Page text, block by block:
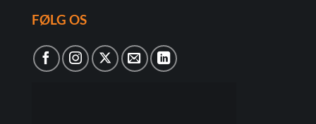
FØLG OS